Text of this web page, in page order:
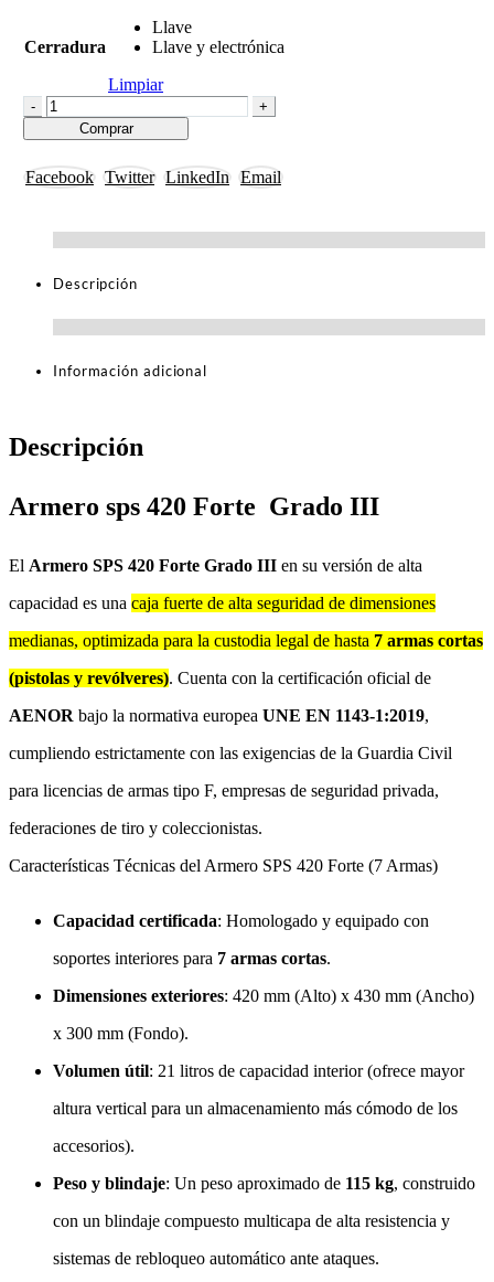
1.288,00 €
Cerradura
Llave
Llave y electrónica
Limpiar
-
+
Comprar
Facebook Twitter LinkedIn Email
Descripción
Información adicional
Descripción
Armero sps 420 Forte Grado III
El Armero SPS 420 Forte Grado III en su versión de alta
capacidad es una caja fuerte de alta seguridad de dimensiones
medianas, optimizada para la custodia legal de hasta 7 armas cortas
(pistolas y revólveres). Cuenta con la certificación oficial de
AENOR bajo la normativa europea UNE EN 1143-1:2019,
cumpliendo estrictamente con las exigencias de la Guardia Civil
para licencias de armas tipo F, empresas de seguridad privada,
federaciones de tiro y coleccionistas.
Características Técnicas del Armero SPS 420 Forte (7 Armas)
Capacidad certificada: Homologado y equipado con
soportes interiores para 7 armas cortas.
Dimensiones exteriores: 420 mm (Alto) x 430 mm (Ancho)
x 300 mm (Fondo).
Volumen útil: 21 litros de capacidad interior (ofrece mayor
altura vertical para un almacenamiento más cómodo de los
accesorios).
Peso y blindaje: Un peso aproximado de 115 kg, construido
con un blindaje compuesto multicapa de alta resistencia y
sistemas de rebloqueo automático ante ataques.